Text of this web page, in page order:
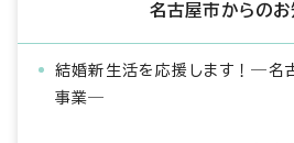
名古屋市からのお
結婚新生活を応援します！―名
事業―